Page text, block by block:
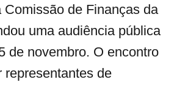
Comissão de Finanças da
uma audiência pública
de novembro. O encontro
representantes de